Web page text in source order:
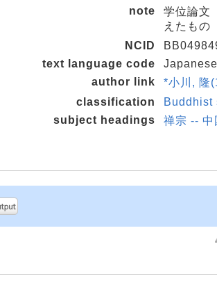
note
学位論文
えたもの
NCID
text language code
Japanese
author link
*小川, 隆
classification
Buddhist
subject headings
禅宗 -- 中